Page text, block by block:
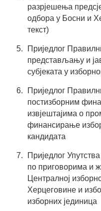
разрјешења
одбора у Босни и
текст)
Приједлог
представљању и
субјеката у
Приједлог
постизборним
извјештајима о
финансирање
кандидата
Приједлог
по приговорима и
Централној
Херцеговине и
изборних јединица